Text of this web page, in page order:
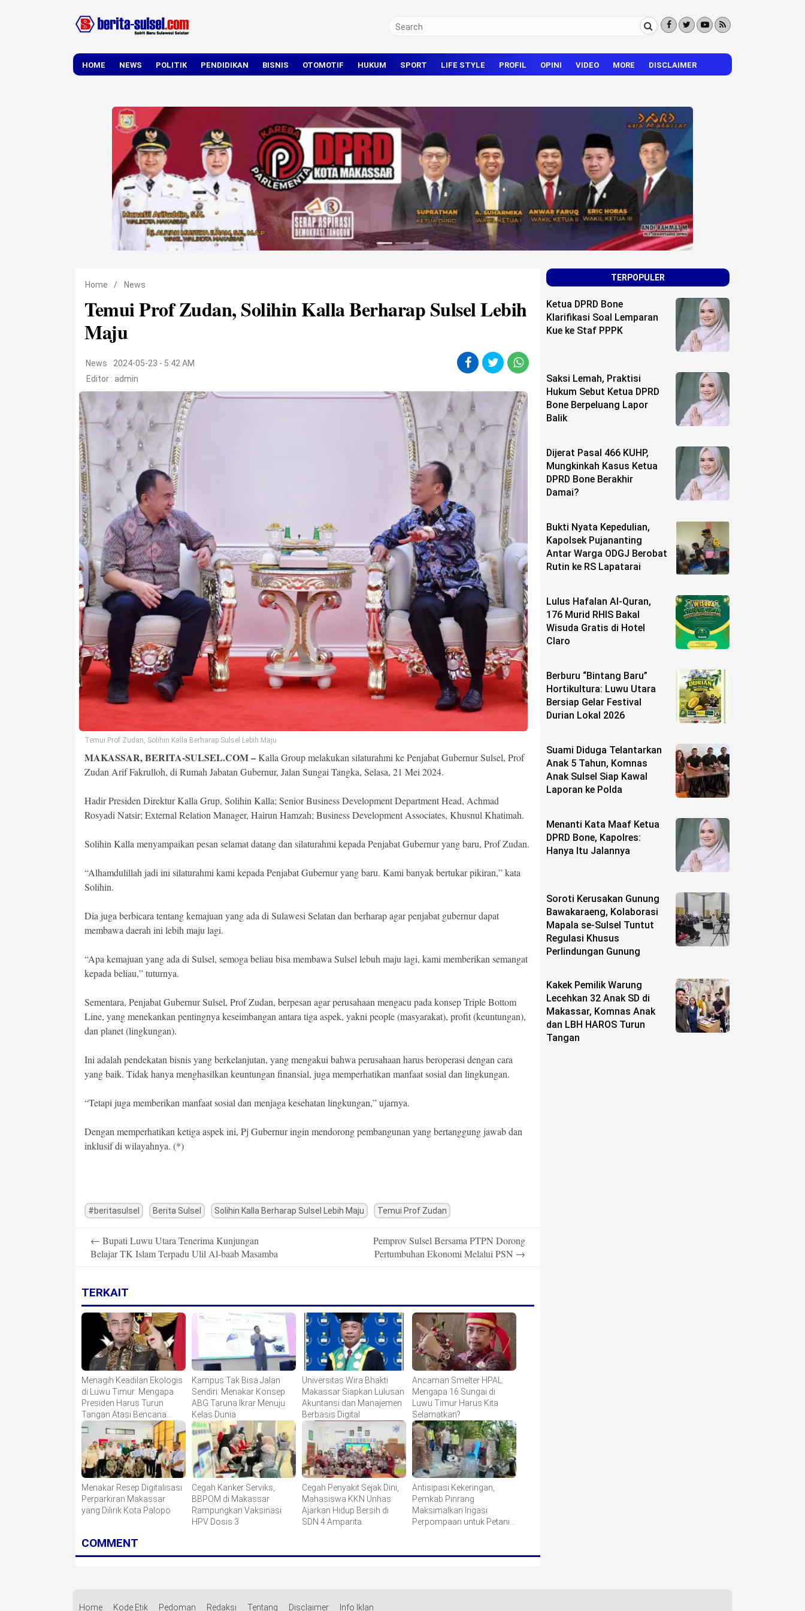
HOME NEWS POLITIK PENDIDIKAN BISNIS OTOMOTIF HUKUM SPORT LIFE STYLE PROFIL OPINI VIDEO MORE DISCLAIMER
Home / News
Temui Prof Zudan, Solihin Kalla Berharap Sulsel Lebih
Maju
News
2024-05-23 - 5:42 AM
Editor : admin
Temui Prof Zudan, Solihin Kalla Berharap Sulsel Lebih Maju
MAKASSAR, BERITA-SULSEL.COM –Kalla Group melakukan silaturahmi ke Penjabat Gubernur Sulsel, Prof
Zudan Arif Fakrulloh, di Rumah Jabatan Gubernur, Jalan Sungai Tangka, Selasa, 21 Mei 2024.
Hadir Presiden Direktur Kalla Grup, Solihin Kalla; Senior Business Development Department Head, Achmad
Rosyadi Natsir; External Relation Manager, Hairun Hamzah; Business Development Associates, Khusnul Khatimah.
Solihin Kalla menyampaikan pesan selamat datang dan silaturahmi kepada Penjabat Gubernur yang baru, Prof Zudan.
“Alhamdulillah jadi ini silaturahmi kami kepada Penjabat Gubernur yang baru. Kami banyak bertukar pikiran,” kata
Solihin.
Dia juga berbicara tentang kemajuan yang ada di Sulawesi Selatan dan berharap agar penjabat gubernur dapat
membawa daerah ini lebih maju lagi.
“Apa kemajuan yang ada di Sulsel, semoga beliau bisa membawa Sulsel lebuh maju lagi, kami memberikan semangat
kepada beliau,” tuturnya.
Sementara, Penjabat Gubernur Sulsel, Prof Zudan, berpesan agar perusahaan mengacu pada konsep Triple Bottom
Line, yang menekankan pentingnya keseimbangan antara tiga aspek, yakni people (masyarakat), profit (keuntungan),
dan planet (lingkungan).
Ini adalah pendekatan bisnis yang berkelanjutan, yang mengakui bahwa perusahaan harus beroperasi dengan cara
yang baik. Tidak hanya menghasilkan keuntungan finansial, juga memperhatikan manfaat sosial dan lingkungan.
“Tetapi juga memberikan manfaat sosial dan menjaga kesehatan lingkungan,” ujarnya.
Dengan memperhatikan ketiga aspek ini, Pj Gubernur ingin mendorong pembangunan yang bertanggung jawab dan
inklusif di wilayahnya. (*)
#beritasulsel Berita Sulsel Solihin Kalla Berharap Sulsel Lebih Maju Temui Prof Zudan
navigation
← Bupati Luwu Utara Tenerima Kunjungan
Belajar TK Islam Terpadu Ulil Al-baab Masamba
Pemprov Sulsel Bersama PTPN Dorong
Pertumbuhan Ekonomi Melalui PSN →
TERKAIT
Menagih Keadilan Ekologis
di Luwu Timur: Mengapa
Presiden Harus Turun
Tangan Atasi Bencana
Smelter HPAL?
Kampus Tak Bisa Jalan
Sendiri: Menakar Konsep
ABG Taruna Ikrar Menuju
Kelas Dunia
Universitas Wira Bhakti
Makassar Siapkan Lulusan
Akuntansi dan Manajemen
Berbasis Digital
Ancaman Smelter HPAL:
Mengapa 16 Sungai di
Luwu Timur Harus Kita
Selamatkan?
Menakar Resep Digitalisasi
Perparkiran Makassar
yang Dilirik Kota Palopo
Cegah Kanker Serviks,
BBPOM di Makassar
Rampungkan Vaksinasi
HPV Dosis 3
Cegah Penyakit Sejak Dini,
Mahasiswa KKN Unhas
Ajarkan Hidup Bersih di
SDN 4 Amparita
Antisipasi Kekeringan,
Pemkab Pinrang
Maksimalkan Irigasi
Perpompaan untuk Petani
COMMENT
TERPOPULER
Ketua DPRD Bone
Klarifikasi Soal Lemparan
Kue ke Staf PPPK
Saksi Lemah, Praktisi
Hukum Sebut Ketua DPRD
Bone Berpeluang Lapor
Balik
Dijerat Pasal 466 KUHP,
Mungkinkah Kasus Ketua
DPRD Bone Berakhir
Damai?
Bukti Nyata Kepedulian,
Kapolsek Pujananting
Antar Warga ODGJ Berobat
Rutin ke RS Lapatarai
Lulus Hafalan Al-Quran,
176 Murid RHIS Bakal
Wisuda Gratis di Hotel
Claro
Berburu “Bintang Baru”
Hortikultura: Luwu Utara
Bersiap Gelar Festival
Durian Lokal 2026
Suami Diduga Telantarkan
Anak 5 Tahun, Komnas
Anak Sulsel Siap Kawal
Laporan ke Polda
Menanti Kata Maaf Ketua
DPRD Bone, Kapolres:
Hanya Itu Jalannya
Soroti Kerusakan Gunung
Bawakaraeng, Kolaborasi
Mapala se-Sulsel Tuntut
Regulasi Khusus
Perlindungan Gunung
Kakek Pemilik Warung
Lecehkan 32 Anak SD di
Makassar, Komnas Anak
dan LBH HAROS Turun
Tangan
Home Kode Etik Pedoman Redaksi Tentang Disclaimer Info Iklan